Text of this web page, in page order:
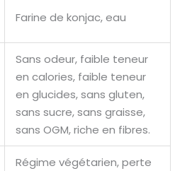
Farine de konjac, eau
Sans odeur, faible teneur
en calories, faible teneur
en glucides, sans gluten,
sans sucre, sans graisse,
sans OGM, riche en fibres.
Régime végétarien, perte